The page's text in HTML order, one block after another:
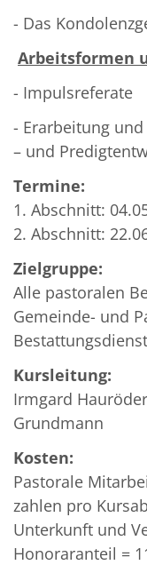
- Das
Arbeitsformen
- Impulsreferate
- Erarbeitung
– und
Termine:
1. Abschnitt:
2. Abschnitt:
Zielgruppe:
Alle pastoralen
Gemeinde- und
Kursleitung:
Irmgard
Grundmann
Kosten:
Pastorale
zahlen pro
Unterkunft und
Honoraranteil =